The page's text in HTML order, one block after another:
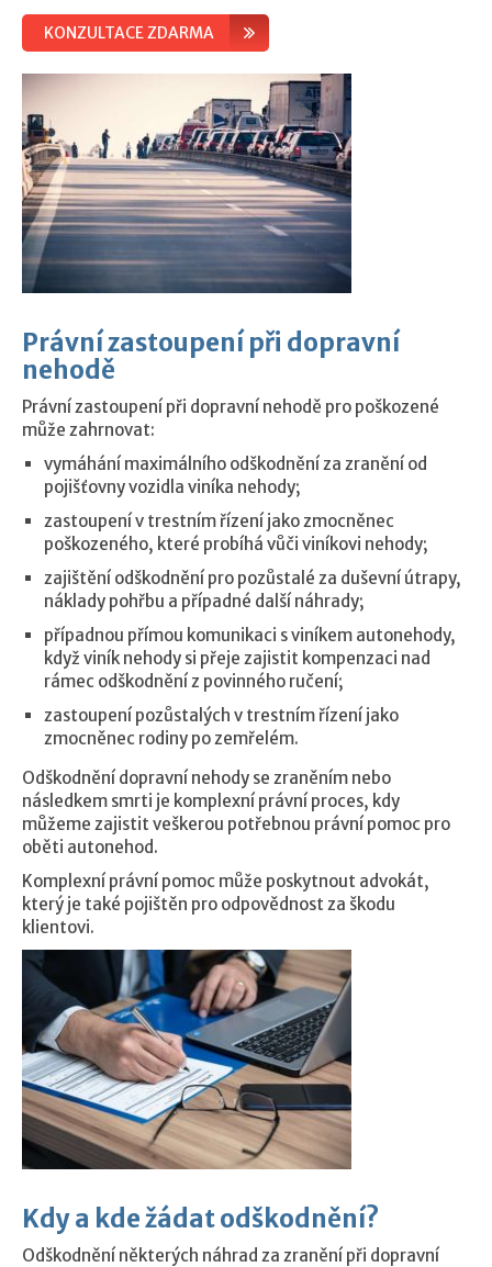
KONZULTACE ZDARMA
Právní zastoupení při dopravní
nehodě
Právní zastoupení při dopravní nehodě pro poškozené
může zahrnovat:
vymáhání maximálního odškodnění za zranění od
pojišťovny vozidla viníka nehody;
zastoupení v trestním řízení jako zmocněnec
poškozeného, které probíhá vůči viníkovi nehody;
zajištění odškodnění pro pozůstalé za duševní útrapy,
náklady pohřbu a případné další náhrady;
případnou přímou komunikaci s viníkem autonehody,
když viník nehody si přeje zajistit kompenzaci nad
rámec odškodnění z povinného ručení;
zastoupení pozůstalých v trestním řízení jako
zmocněnec rodiny po zemřelém.
Odškodnění dopravní nehody se zraněním nebo
následkem smrti je komplexní právní proces, kdy
můžeme zajistit veškerou potřebnou právní pomoc pro
oběti autonehod.
Komplexní právní pomoc může poskytnout advokát,
který je také pojištěn pro odpovědnost za škodu
klientovi.
Kdy a kde žádat odškodnění?
Odškodnění některých náhrad za zranění při dopravní